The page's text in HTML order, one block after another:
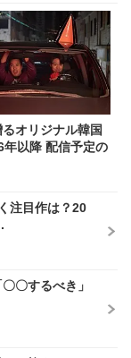
オリジナル韓国
年以降 配信予定の
注目作は？20
〇するべき」